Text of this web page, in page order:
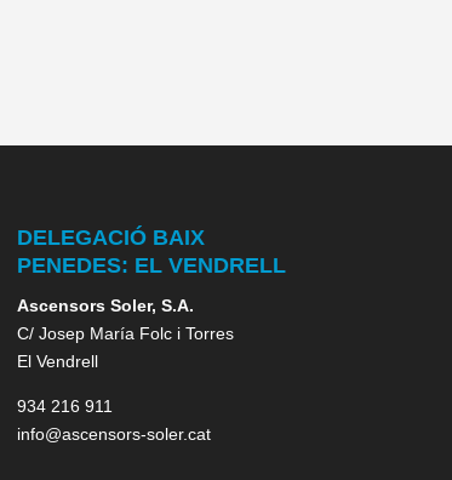
DELEGACIÓ BAIX
PENEDES: EL VENDRELL
Ascensors Soler, S.A.
C/ Josep María Folc i Torres
El Vendrell
934 216 911
info@ascensors-soler.cat